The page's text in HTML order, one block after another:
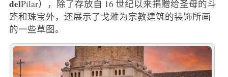
delPilar），除了存放自 16 世纪以来捐赠给圣母的斗
篷和珠宝外，还展示了戈雅为宗教建筑的装饰所画
的一些草图。